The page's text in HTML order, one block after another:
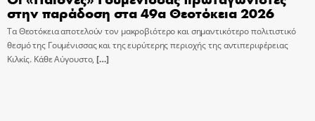
στην παράδοση στα 49α Θεοτόκεια 2026
Τα Θεοτόκεια αποτελούν τον μακροβιότερο και σημαντικότερο πολιτιστικό
θεσμό της Γουμένισσας και της ευρύτερης περιοχής της αντιπεριφέρειας
Κιλκίς. Κάθε Αύγουστο, […]